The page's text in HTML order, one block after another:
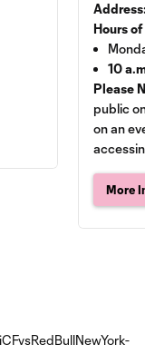
Address:
Hours
10
Please
public
on an
More